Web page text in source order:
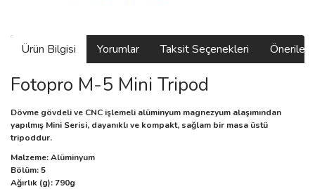
Ürün Bilgisi Yorumlar Taksit Seçenekleri
Fotopro M-5 Mini Tripod
Dövme gövdeli ve CNC işlemeli alüminyum magnezyum alaşımından
yapılmış Mini Serisi, dayanıklı ve kompakt, sağlam bir masa üstü
tripoddur.
Malzeme: Alüminyum
Bölüm: 5
Ağırlık (g): 790g